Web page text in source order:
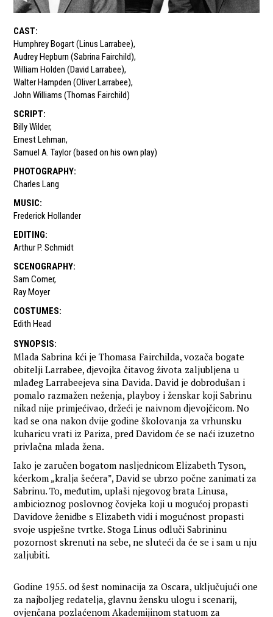
CAST:
Humphrey Bogart (Linus Larrabee),
Audrey Hepburn (Sabrina Fairchild),
William Holden (David Larrabee),
Walter Hampden (Oliver Larrabee),
John Williams (Thomas Fairchild)
SCRIPT:
Billy Wilder,
Ernest Lehman,
Samuel A. Taylor (based on his own play)
PHOTOGRAPHY:
Charles Lang
MUSIC:
Frederick Hollander
EDITING:
Arthur P. Schmidt
SCENOGRAPHY:
Sam Comer,
Ray Moyer
COSTUMES:
Edith Head
SYNOPSIS:
Mlada Sabrina kći je Thomasa Fairchilda, vozača bogate
obitelji Larrabee, djevojka čitavog života zaljubljena u
mlađeg Larrabeejeva sina Davida. David je dobrodušan i
pomalo razmažen neženja, playboy i ženskar koji Sabrinu
nikad nije primjećivao, držeći je naivnom djevojčicom. No
kad se ona nakon dvije godine školovanja za vrhunsku
kuharicu vrati iz Pariza, pred Davidom će se naći izuzetno
privlačna mlada žena.
Iako je zaručen bogatom nasljednicom Elizabeth Tyson,
kćerkom „kralja šećera”, David se ubrzo počne zanimati za
Sabrinu. To, međutim, uplaši njegovog brata Linusa,
ambicioznog poslovnog čovjeka koji u mogućoj propasti
Davidove ženidbe s Elizabeth vidi i mogućnost propasti
svoje uspješne tvrtke. Stoga Linus odluči Sabrininu
pozornost skrenuti na sebe, ne sluteći da će se i sam u nju
zaljubiti.
Godine 1955. od šest nominacija za Oscara, uključujući one
za najboljeg redatelja, glavnu žensku ulogu i scenarij,
ovjenčana pozlaćenom Akademijinom statuom za